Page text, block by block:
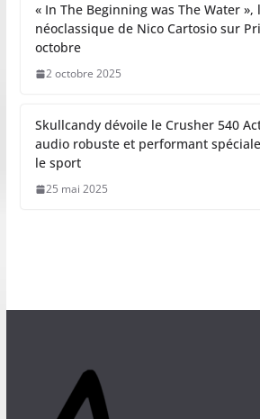
« In The Beginning was The Water
néoclassique de Nico Cartosio sur
octobre
2 octobre 2025
Skullcandy dévoile le Crusher 540
audio robuste et performant
le sport
25 mai 2025